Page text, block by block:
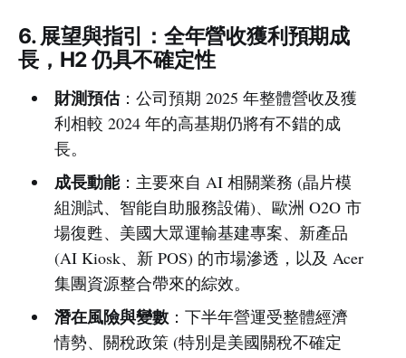
6. 展望與指引：全年營收獲利預期成
長，H2 仍具不確定性
財測預估：公司預期 2025 年整體營收及獲
利相較 2024 年的高基期仍將有不錯的成
長。
成長動能：主要來自 AI 相關業務 (晶片模
組測試、智能自助服務設備)、歐洲 O2O 市
場復甦、美國大眾運輸基建專案、新產品
(AI Kiosk、新 POS) 的市場滲透，以及 Acer
集團資源整合帶來的綜效。
潛在風險與變數：下半年營運受整體經濟
情勢、關稅政策 (特別是美國關稅不確定